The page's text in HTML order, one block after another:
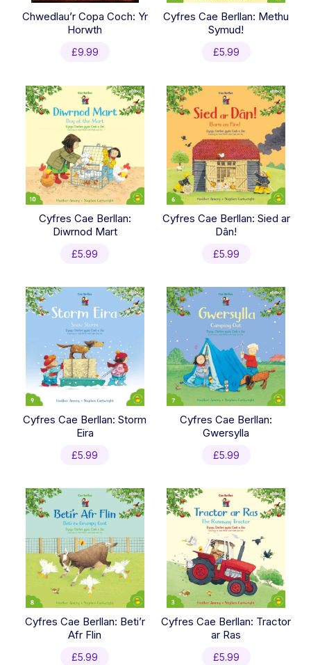
Chwedlau’r Copa Coch: Yr
Horwth
£9.99
Cyfres Cae Berllan: Methu
Symud!
£5.99
Cyfres Cae Berllan:
Diwrnod Mart
£5.99
Cyfres Cae Berllan: Sied ar
Dân!
£5.99
Cyfres Cae Berllan: Storm
Eira
£5.99
Cyfres Cae Berllan:
Gwersylla
£5.99
Cyfres Cae Berllan: Beti’r
Afr Flin
£5.99
Cyfres Cae Berllan: Tractor
ar Ras
£5.99